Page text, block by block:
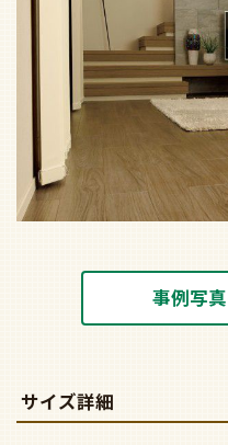
事例写
サイズ詳細